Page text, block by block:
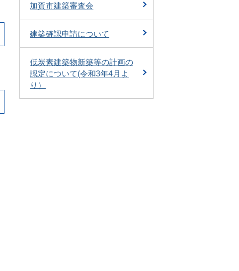
加賀市建築審査会
建築確認申請について
低炭素建築物新築等の計画の
認定について(令和3年4月よ
り）